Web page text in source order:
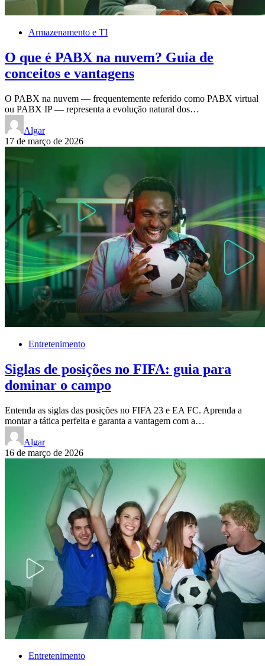
Armazenamento e TI
O que é PABX na nuvem? Guia de
conceitos e vantagens
O PABX na nuvem — frequentemente referido como PABX virtual
ou PABX IP — representa a evolução natural dos…
Algar
17 de março de 2026
Entretenimento
Siglas de posições no FIFA: guia para
dominar o campo
Entenda as siglas das posições no FIFA 23 e EA FC. Aprenda a
montar a tática perfeita e garanta a vantagem com a…
Algar
16 de março de 2026
Entretenimento